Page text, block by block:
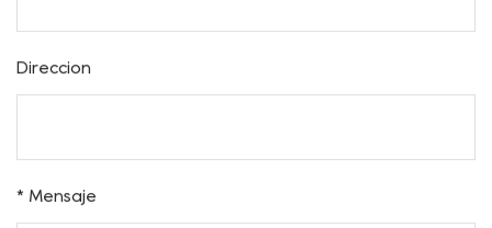
* Correo electrónico
Teléfono